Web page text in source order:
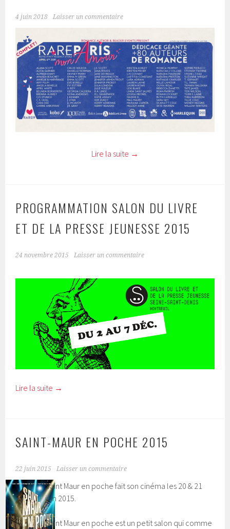
4 juin 2018 Laisser un commentaire
Lire la suite →
PROGRAMMATION SALON DU LIVRE
ET DE LA PRESSE JEUNESSE 2015
24 novembre 2015 Laisser un commentaire
Lire la suite →
SAINT-MAUR EN POCHE 2015
22 juin 2015 Laisser un commentaire
Saint Maur en poche fait son cinéma les 20 & 21
juin 2015.
Saint Maur en poche est un petit salon qui comme